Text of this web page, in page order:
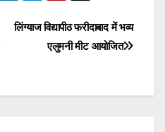
a
m
लिंग्याज विद्यापीठ फरीदाबाद में भव्य
एलुमनी मीट आयोजित